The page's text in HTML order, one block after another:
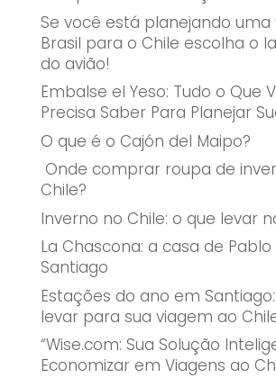
Se você está planejando uma
Brasil para o Chile escolha o
do avião!
Embalse el Yeso: Tudo o Que
Precisa Saber Para Planejar
O que é o Cajón del Maipo?
Onde comprar roupa de
Chile?
Inverno no Chile: o que levar
La Chascona: a casa de
Santiago
Estações do ano em
levar para sua viagem ao
“Wise.com: Sua Solução
Economizar em Viagens ao